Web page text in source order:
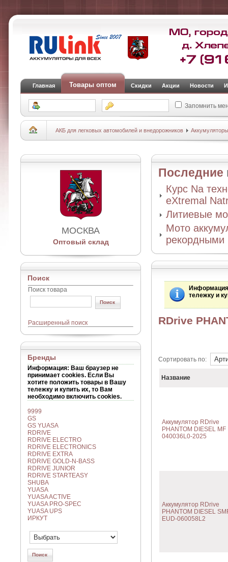
Главная Товары оптом Скидки Акции Новости
Запомнить
АКБ для легковых автомобилей и внедорожников
МОСКВА
Оптовый склад
Поиск
Поиск товара
Расширенный поиск
Бренды
Информация: Ваш браузер не
принимает cookies. Если Вы
хотите положить товары в Вашу
тележку и купить их, то Вам
необходимо включить cookies.
9999
GS
GS YUASA
RDRIVE
RDRIVE ELECTRO
RDRIVE ELECTRONICS
RDRIVE EXTRA
RDRIVE GOLD-N-BASS
RDRIVE JUNIOR
RDRIVE STARTEASY
SHUBA
YUASA
YUASA ACTIVE
YUASA PRO-SPEC
YUASA UPS
ИРКУТ
Последние
Курс Na
eXtremal
Литиевые
Мото
рекордными
Информация
тележку и
RDrive
Сортировать по:
Название
Аккумулятор RDrive
PHANTOM DIESEL MF
040036L0-2025
Аккумулятор RDrive
PHANTOM DIESEL
EUD-060058L2